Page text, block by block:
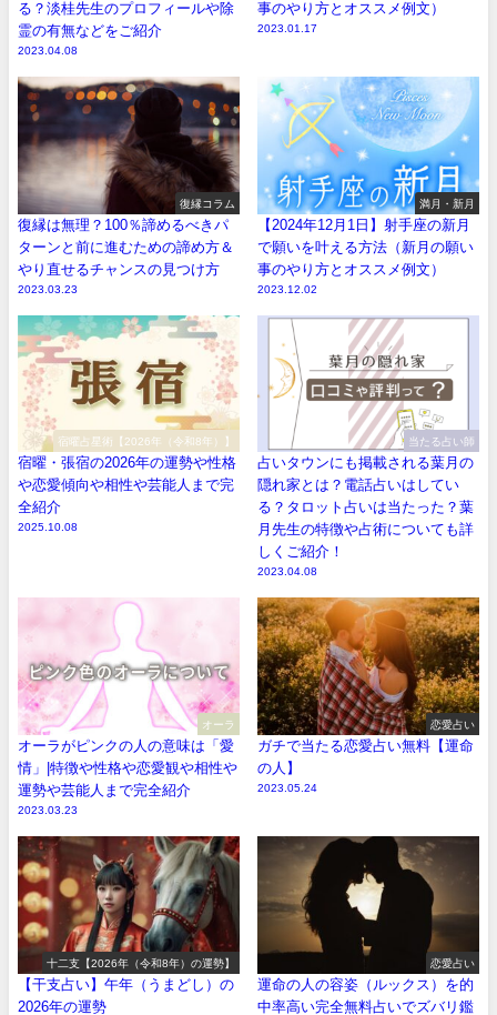
る？淡桂先生のプロフィールや除
霊の有無などをご紹介
2023.04.08
事のやり方とオススメ例文）
2023.01.17
復縁コラム
復縁は無理？100％諦めるべきパ
ターンと前に進むための諦め方＆
やり直せるチャンスの見つけ方
2023.03.23
満月・新月
【2024年12月1日】射手座の新月
で願いを叶える方法（新月の願い
事のやり方とオススメ例文）
2023.12.02
宿曜占星術【2026年（令和8年）】
宿曜・張宿の2026年の運勢や性格
や恋愛傾向や相性や芸能人まで完
全紹介
2025.10.08
当たる占い師
占いタウンにも掲載される葉月の
隠れ家とは？電話占いはしてい
る？タロット占いは当たった？葉
月先生の特徴や占術についても詳
しくご紹介！
2023.04.08
オーラ
オーラがピンクの人の意味は「愛
情」|特徴や性格や恋愛観や相性や
運勢や芸能人まで完全紹介
2023.03.23
恋愛占い
ガチで当たる恋愛占い無料【運命
の人】
2023.05.24
十二支【2026年（令和8年）の運勢】
【干支占い】午年（うまどし）の
2026年の運勢
恋愛占い
運命の人の容姿（ルックス）を的
中率高い完全無料占いでズバリ鑑